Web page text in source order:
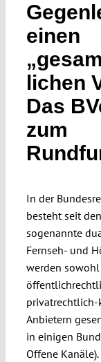
editorial
einen
lichen
Das
zum
In der
besteht seit
sogenannte
Fernseh- und
werden
Anbietern
in einigen
Offene Kanäle).